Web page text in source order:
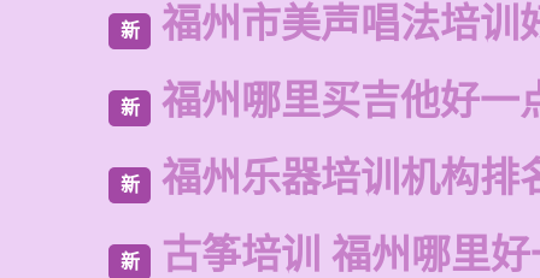
新 福州市美声唱法培训
新 福州哪里买吉他好一
新 福州乐器培训机构排
新 古筝培训 福州哪里